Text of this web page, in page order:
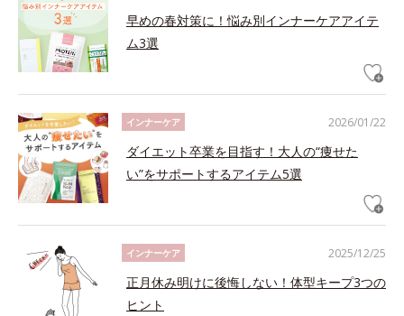
早めの春対策に！悩み別インナーケアアイテ
ム3選
2026/01/22
インナーケア
ダイエット卒業を目指す！大人の“痩せた
い”をサポートするアイテム5選
2025/12/25
インナーケア
正月休み明けに後悔しない！体型キープ3つの
ヒント